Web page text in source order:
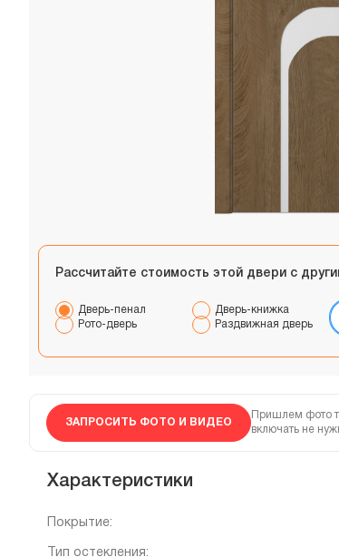
Рассчитайте стоимость этой двери с
Дверь-пенал
Дверь-книжка
Рото-дверь
Раздвижная дверь
ЗАПРОСИТЬ ФОТО И ВИДЕО
Пришлем фото
включать не
Характеристики
Покрытие:
Тип остекления: